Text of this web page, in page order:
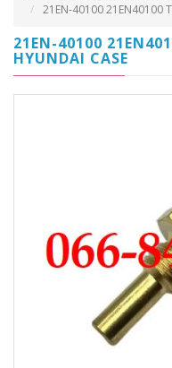
21EN-40100 21EN40100
21EN-40100
HYUNDAI CASE